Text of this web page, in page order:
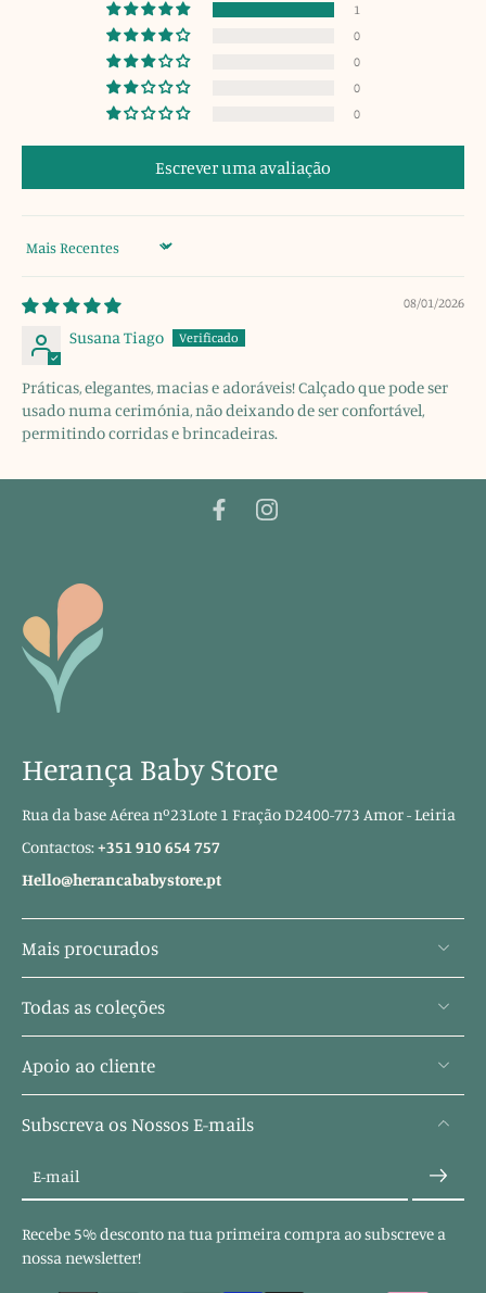
1
0
0
0
0
Escrever uma avaliação
Sort by
08/01/2026
Susana Tiago
Práticas, elegantes, macias e adoráveis! Calçado que pode ser
usado numa cerimónia, não deixando de ser confortável,
permitindo corridas e brincadeiras.
Herança Baby Store
Rua da base Aérea nº23Lote 1 Fração D2400-773 Amor - Leiria
Contactos:+351 910 654 757
Hello@herancababystore.pt
Mais procurados
Todas as coleções
Apoio ao cliente
Subscreva os Nossos E-mails
E-mail
Recebe 5% desconto na tua primeira compra ao subscreve a
nossa newsletter!